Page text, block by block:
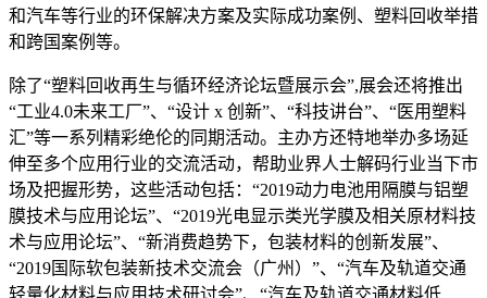
和汽车等行业的环保解决方案及实际成功案例、塑料回收举措
和跨国案例等。
除了“塑料回收再生与循环经济论坛暨展示会”,展会还将推出
“工业4.0未来工厂”、“设计 x 创新”、“科技讲台”、“医用塑料
汇”等一系列精彩绝伦的同期活动。主办方还特地举办多场延
伸至多个应用行业的交流活动，帮助业界人士解码行业当下市
场及把握形势，这些活动包括：“2019动力电池用隔膜与铝塑
膜技术与应用论坛”、“2019光电显示类光学膜及相关原材料技
术与应用论坛”、“新消费趋势下，包装材料的创新发展”、
“2019国际软包装新技术交流会（广州）”、“汽车及轨道交通
轻量化材料与应用技术研讨会”、“汽车及轨道交通材料低